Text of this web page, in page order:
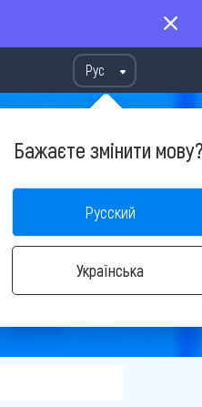
Рус
Бажаєте змінити
Русский
Українська
в подборе тура